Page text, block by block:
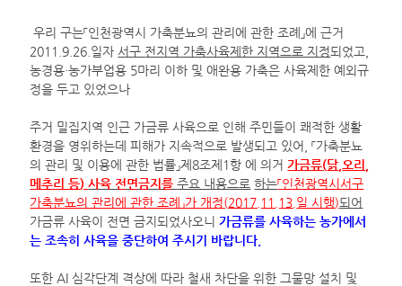
우리 구는「인천광역시 가축분뇨의 관리에 관한 조례」에 근거
2011.9.26.일자 서구 전지역 가축사육제한 지역으로 지정되었고,
농경용·농가부업용 5마리 이하 및 애완용 가축은 사육제한 예외규
정을 두고 있었으나
주거 밀집지역 인근 가금류 사육으로 인해 주민들이 쾌적한 생활
환경을 영위하는데 피해가 지속적으로 발생되고 있어, 「가축분뇨
의 관리 및 이용에 관한 법률」제8조제1항 에 의거가금류(닭 오리
메추리 등)사육 전면금지를주요 내용으로 하는「인천광역시서구
가축분뇨의 관리에 관한 조례 」가 개정(2017.11.13. 일 시행)되어
가금류 사육이 전면 금지되었사오니가금류를 사육하는 농가에서
는 조속히 사육을 중단하여 주시기 바랍니다.
또한 AI 심각단계 격상에 따라 철새 차단을 위한 그물망 설치 및